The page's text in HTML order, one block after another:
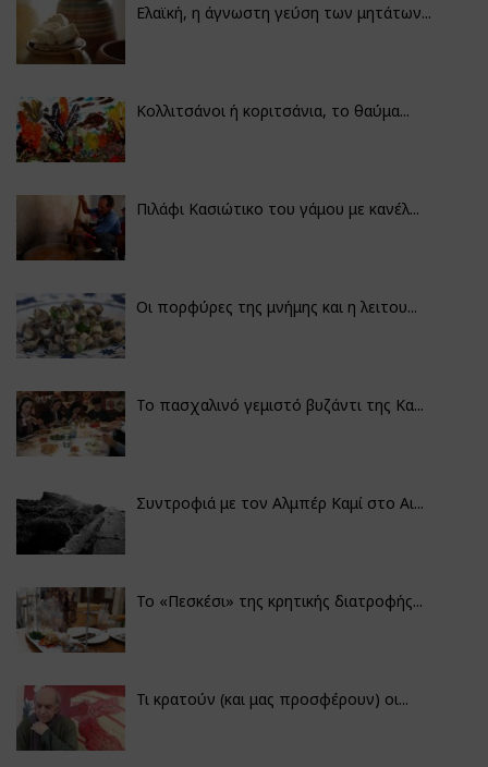
Ελαϊκή, η άγνωστη γεύση των μητάτων...
Κολλιτσάνοι ή κοριτσάνια, το θαύμα...
Πιλάφι Κασιώτικο του γάμου με κανέλ...
Οι πορφύρες της μνήμης και η λειτου...
Το πασχαλινό γεμιστό βυζάντι της Κα...
Συντροφιά με τον Αλμπέρ Καμί στο Αι...
Το «Πεσκέσι» της κρητικής διατροφής...
Τι κρατούν (και μας προσφέρουν) οι...